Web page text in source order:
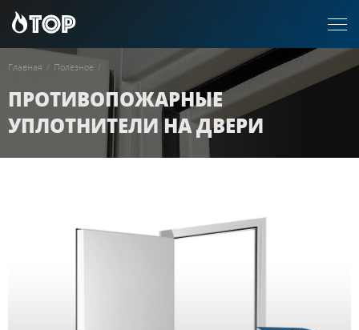
Главная / Полезное /
ПРОТИВОПОЖАРНЫЕ
УПЛОТНИТЕЛИ НА ДВЕРИ